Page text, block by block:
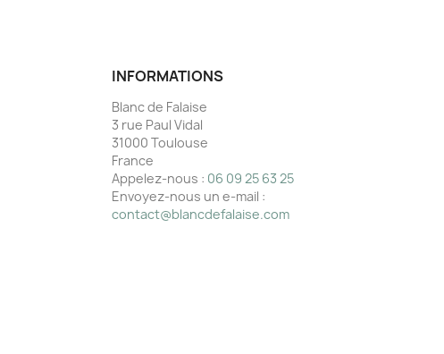
INFORMATIONS
Blanc de Falaise
3 rue Paul Vidal
31000 Toulouse
France
Appelez-nous : 06 09 25 63 25
Envoyez-nous un e-mail :
contact@blancdefalaise.com